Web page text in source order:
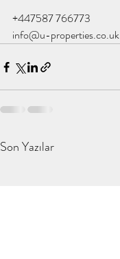
+447587 766773
info@u-properties.co.uk
Son Yazılar